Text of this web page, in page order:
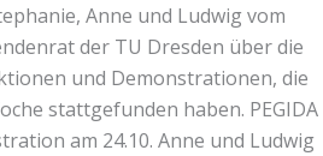
Anne und Ludwig vom
der TU Dresden über die
und Demonstrationen, die
stattgefunden haben. PEGIDA
am 24.10. Anne und Ludwig